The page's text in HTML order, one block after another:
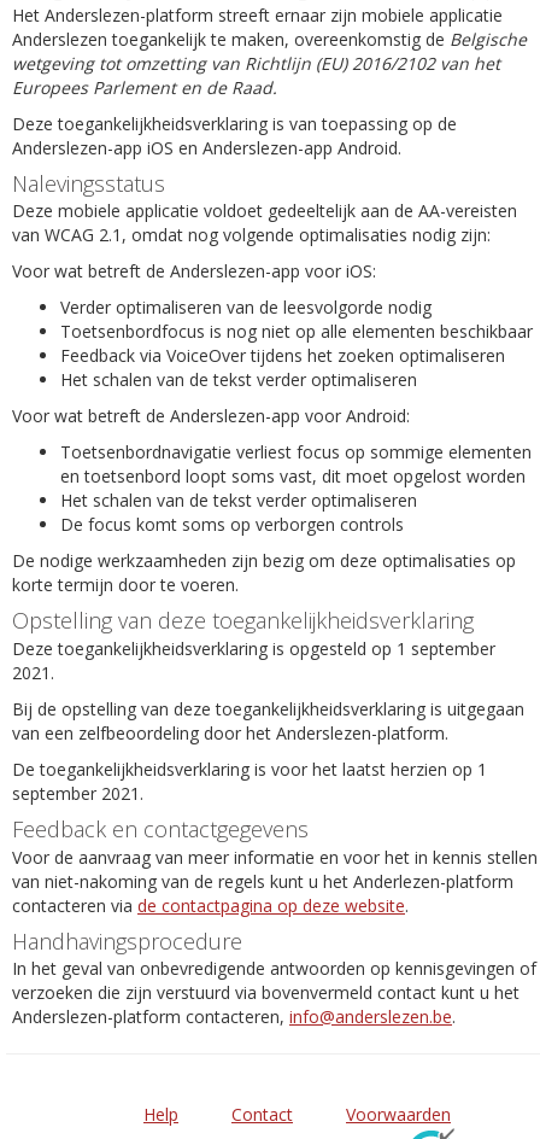
Het Anderslezen-platform streeft ernaar zijn mobiele applicatie
Anderslezen toegankelijk te maken, overeenkomstig de Belgische
wetgeving tot omzetting van Richtlijn (EU) 2016/2102 van het
Europees Parlement en de Raad.
Deze toegankelijkheidsverklaring is van toepassing op de
Anderslezen-app iOS en Anderslezen-app Android.
Nalevingsstatus
Deze mobiele applicatie voldoet gedeeltelijk aan de AA-vereisten
van WCAG 2.1, omdat nog volgende optimalisaties nodig zijn:
Voor wat betreft de Anderslezen-app voor iOS:
Verder optimaliseren van de leesvolgorde nodig
Toetsenbordfocus is nog niet op alle elementen beschikbaar
Feedback via VoiceOver tijdens het zoeken optimaliseren
Het schalen van de tekst verder optimaliseren
Voor wat betreft de Anderslezen-app voor Android:
Toetsenbordnavigatie verliest focus op sommige elementen
en toetsenbord loopt soms vast, dit moet opgelost worden
Het schalen van de tekst verder optimaliseren
De focus komt soms op verborgen controls
De nodige werkzaamheden zijn bezig om deze optimalisaties op
korte termijn door te voeren.
Opstelling van deze toegankelijkheidsverklaring
Deze toegankelijkheidsverklaring is opgesteld op 1 september
2021.
Bij de opstelling van deze toegankelijkheidsverklaring is uitgegaan
van een zelfbeoordeling door het Anderslezen-platform.
De toegankelijkheidsverklaring is voor het laatst herzien op 1
september 2021.
Feedback en contactgegevens
Voor de aanvraag van meer informatie en voor het in kennis stellen
van niet-nakoming van de regels kunt u het Anderlezen-platform
contacteren via de contactpagina op deze website.
Handhavingsprocedure
In het geval van onbevredigende antwoorden op kennisgevingen of
verzoeken die zijn verstuurd via bovenvermeld contact kunt u het
Anderslezen-platform contacteren, info@anderslezen.be.
Help Contact
Voorwaarden